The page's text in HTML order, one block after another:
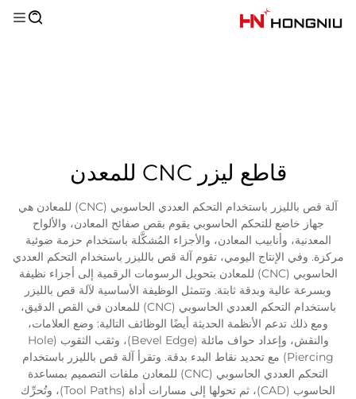
قاطع ليزر CNC للمعدن
آلة قص بالليزر باستخدام التحكم العددي الحاسوبي (CNC) للمعادن هي
جهاز خاضع للتحكم الحاسوبي يقوم بقص صفائح المعادن، والألواح
المعدنية، وأنابيب المعادن، والأجزاء المُشكَّلة باستخدام حزمة ضوئية
مركزة. وفي الإنتاج اليومي، تقوم آلة قص بالليزر باستخدام التحكم العددي
الحاسوبي (CNC) للمعادن بتحويل الرسومات الرقمية إلى أجزاء نظيفة
وبسرعة عالية وبدقة ثابتة. وتتمثل الوظيفة الأساسية لآلة قص بالليزر
باستخدام التحكم العددي الحاسوبي (CNC) للمعادن في القص الدقيق،
ومع ذلك تدعم الأنظمة الحديثة أيضًا الوظائف التالية: وضع العلامات،
والنقش، وإعداد حواف مائلة (Bevel Edge)، وثقب الثقوب (Hole
Piercing) مع تحديد نقاط البدء بدقة. وتقرأ آلة قص بالليزر باستخدام
التحكم العددي الحاسوبي (CNC) للمعادن ملفات التصميم بمساعدة
الحاسوب (CAD)، ثم تحولها إلى مسارات أداة (Tool Paths)، وتُحرِّك